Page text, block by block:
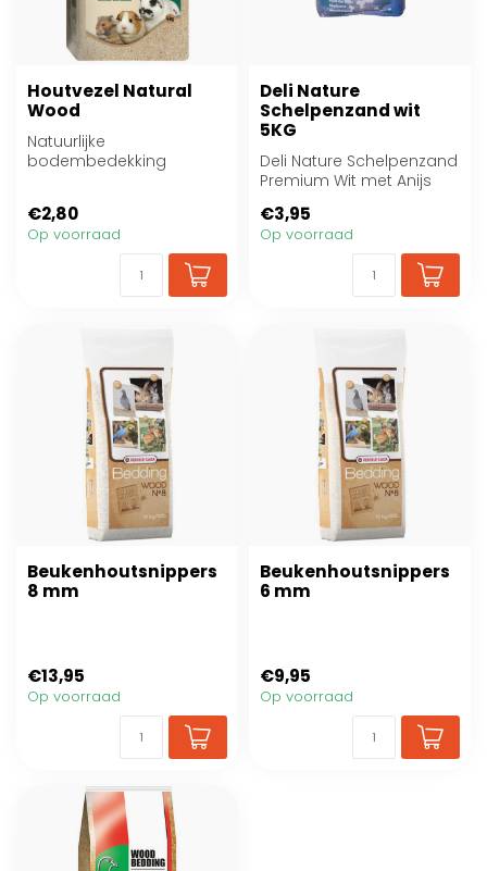
Houtvezel Natural
Wood
Natuurlijke
bodembedekking
€2,80
Op voorraad
Deli Nature
Schelpenzand wit
5KG
Deli Nature Schelpenzand
Premium Wit met Anijs
€3,95
Op voorraad
Beukenhoutsnippers
8 mm
€13,95
Op voorraad
Beukenhoutsnippers
6 mm
€9,95
Op voorraad